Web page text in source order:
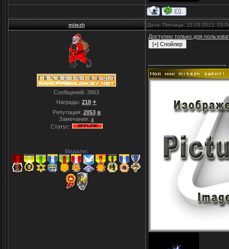
mitezh Дата: Пятница, 22.03.2013,
Сообщений: 3963
Награды: 218 +
Репутация: 2053 ±
Замечания: ±
Статус:
Медали:
Доступно только для